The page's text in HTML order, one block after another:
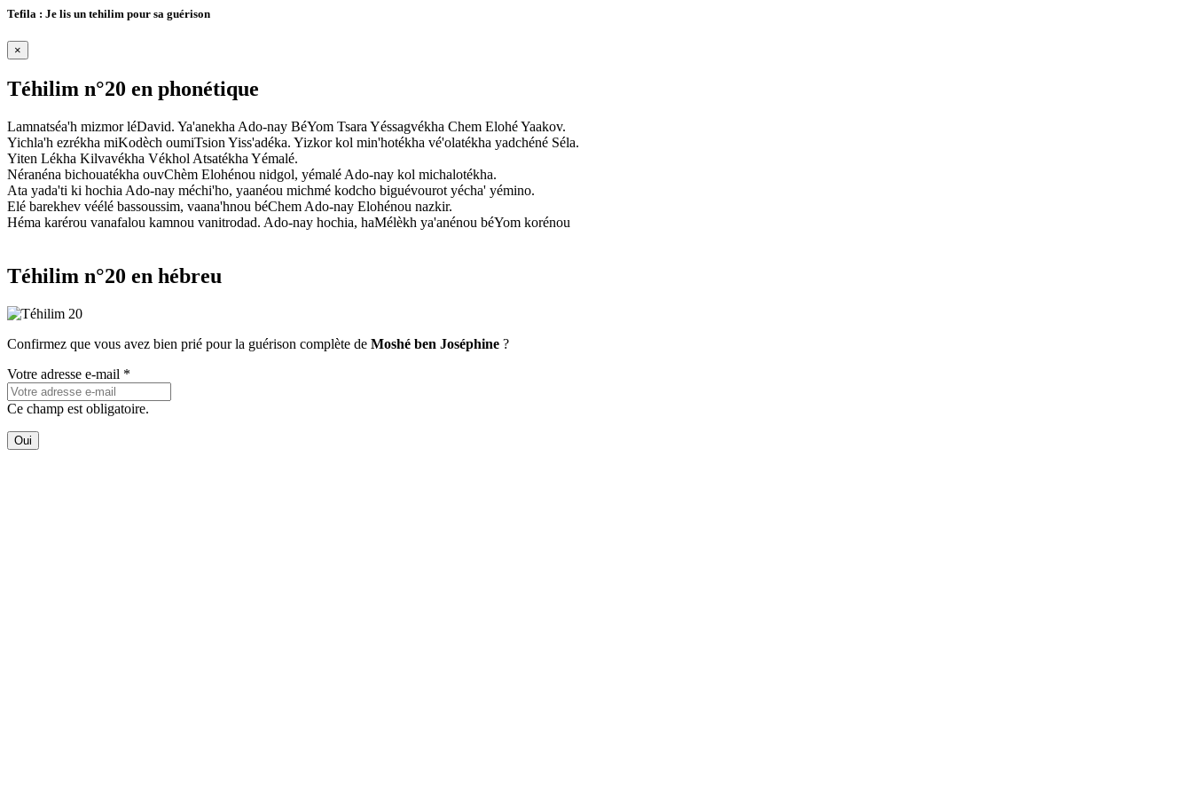
Tefila : Je lis un tehilim pour sa guérison
×
Téhilim n°20 en phonétique
Lamnatséa'h mizmor léDavid. Ya'anekha Ado-nay BéYom Tsara Yéssagvékha Chem Elohé Yaakov.
Yichla'h ezrékha miKodèch oumiTsion Yiss'adéka. Yizkor kol min'hotékha vé'olatékha yadchéné Séla.
Yiten Lékha Kilvavékha Vékhol Atsatékha Yémalé.
Néranéna bichouatékha ouvChèm Elohénou nidgol, yémalé Ado-nay kol michalotékha.
Ata yada'ti ki hochia Ado-nay méchi'ho, yaanéou michmé kodcho biguévourot yécha' yémino.
Elé barekhev véélé bassoussim, vaana'hnou béChem Ado-nay Elohénou nazkir.
Héma karérou vanafalou kamnou vanitrodad. Ado-nay hochia, haMélèkh ya'anénou béYom korénou
Téhilim n°20 en hébreu
Confirmez que vous avez bien prié pour la guérison complète de Moshé ben Joséphine ?
Votre adresse e-mail *
Ce champ est obligatoire.